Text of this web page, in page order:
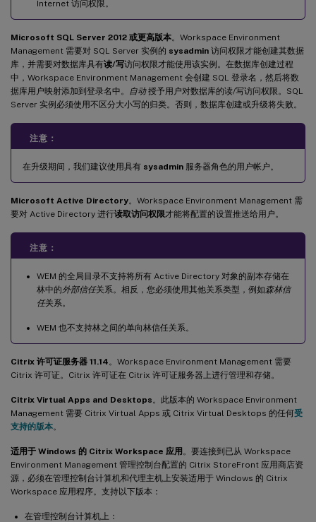
Internet 访问权限。
Microsoft SQL Server 2012 或更高版本。Workspace Environment
Management 需要对 SQL Server 实例的 sysadmin 访问权限才能创建其数据
库，并需要对数据库具有读/写访问权限才能使用该实例。在数据库创建过程
中，Workspace Environment Management 会创建 SQL 登录名，然后将数
据库用户映射添加到登录名中。
自动授予用户对数据库的读/写访问权限。SQL
Server 实例必须使用不区分大小写的归类。否则，数据库创建或升级将失败。
注意：
在升级期间，我们建议使用具有 sysadmin 服务器角色的用户帐户。
Microsoft Active Directory。Workspace Environment Management 需
要对 Active Directory 进行读取访问权限才能将配置的设置推送给用户。
注意：
WEM 的全局目录不支持将所有 Active Directory 对象的副本存储在
林中的外部信任关系。相反，您必须使用其他关系类型，例如 森林信
任关系。
WEM 也不支持林之间的单向林信任关系。
Citrix 许可证服务器 11.14 。Workspace Environment Management 需要
Citrix 许可证。Citrix 许可证在 Citrix 许可证服务器上进行管理和存储。
Citrix Virtual Apps and Desktops 。此版本的 Workspace Environment
Management 需要 Citrix Virtual Apps 或 Citrix Virtual Desktops 的任何受
支持的版本。
适用于 Windows 的 Citrix Workspace 应用 。要连接到已从 Workspace
Environment Management 管理控制台配置的 Citrix StoreFront 应用商店资
源，必须在管理控制台计算机和代理主机上安装适用于 Windows 的 Citrix
Workspace 应用程序。支持以下版本：
在管理控制台计算机上：